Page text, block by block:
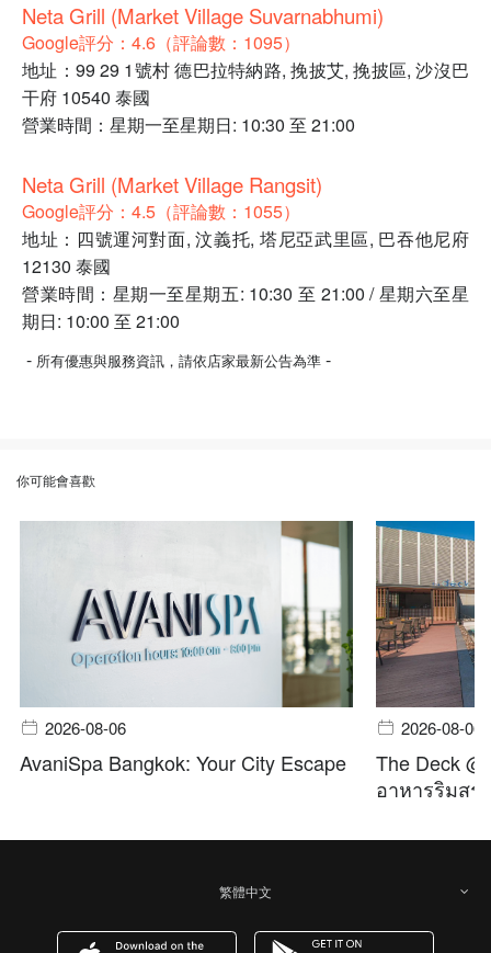
Neta Grill (Market Village Suvarnabhumi)
Google評分：4.6（評論數：1095）
地址：99 29 1號村 德巴拉特納路, 挽披艾, 挽披區, 沙沒巴
干府 10540 泰國
營業時間：星期一至星期日: 10:30 至 21:00
Neta Grill (Market Village Rangsit)
Google評分：4.5（評論數：1055）
地址：四號運河對面, 汶義托, 塔尼亞武里區, 巴吞他尼府
12130 泰國
營業時間：星期一至星期五: 10:30 至 21:00 / 星期六至星
期日: 10:00 至 21:00
- 所有優惠與服務資訊，請依店家最新公告為準 -
你可能會喜歡
2026-08-06
AvaniSpa Bangkok: Your City Escape
2026-08-06
The Deck
อาหารริมสร
繁體中文